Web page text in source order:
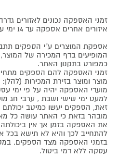
זמני האספקה נכונים לאזורים
איזורים אחרים אספקה עד 14 ימי עסקים נוספים
אספקת המוצרים ע"י הספקים
המופיעים בדף המכירה של
כמפורט בתקנון האתר.
זמני האספקה להם הספקים
מוצר ומוצר בזירת המכירות
מועדי האספקה יהיה על פי ימי
למעט ימי שישי ושבת , ערבי חג
זאת, הספקים יעשו כמיטב
מובהר בזאת כי האתר עושה כל
את האספקה בזמן אך אין
להתחייב לכך והיא לא תישא בכל
בזמני האספקה מצד הספקים.
עסקה ללא דמי ביטול.